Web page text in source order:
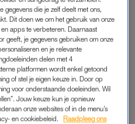
is, hoe leuker ik het vind.
in de basis komt het bij de
ook
‘Ik schoot vol, moest
gegevens die je zelf deelt met ons,
Dit doen we om het gebruik van onze
apps te verbeteren. Daarnaast
geeft, je gegevens gebruiken om onze
en je relevante
delen met 4
platformen wordt enkel getoond
of stel je eigen keuze in. Door op
voor onderstaande doeleinden. Wil
Jouw keuze kun je opnieuw
onze websites of in de menu’s
en cookiebeleid.
Raadpleeg ons